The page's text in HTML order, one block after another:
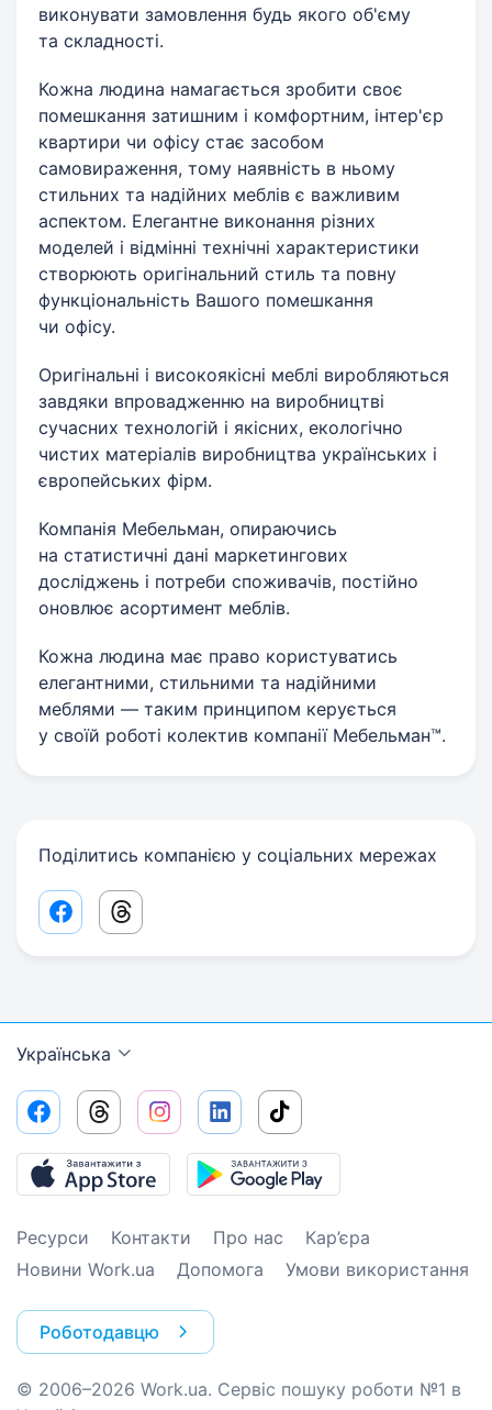
виконувати замовлення будь якого об'єму
та складності.
Кожна людина намагається зробити своє
помешкання затишним і комфортним, інтер'єр
квартири чи офісу стає засобом
самовираження, тому наявність в ньому
стильних та надійних меблів є важливим
аспектом. Елегантне виконання різних
моделей і відмінні технічні характеристики
створюють оригінальний стиль та повну
функціональність Вашого помешкання
чи офісу.
Оригінальні і високоякісні меблі виробляються
завдяки впровадженню на виробництві
сучасних технологій і якісних, екологічно
чистих матеріалів виробництва українських і
європейських фірм.
Компанія Мебельман, опираючись
на статистичні дані маркетингових
досліджень і потреби споживачів, постійно
оновлює асортимент меблів.
Кожна людина має право користуватись
елегантними, стильними та надійними
меблями — таким принципом керується
у своїй роботі колектив компанії Мебельман™.
Поділитись компанією у соціальних мережах
Facebook share link
Threads share link
Українська
Ресурси Контакти Про нас
Кар’єра
Новини Work.ua
Допомога Умови використання
Роботодавцю
© 2006–2026 Work.ua. Сервіс пошуку роботи №1 в